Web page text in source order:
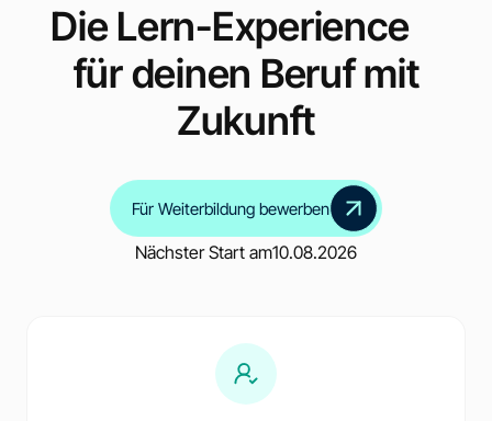
Die Lern-Experience
für deinen Beruf mit
Zukunft
Für Weiterbildung bewerben
Nächster Start am10.08.2026